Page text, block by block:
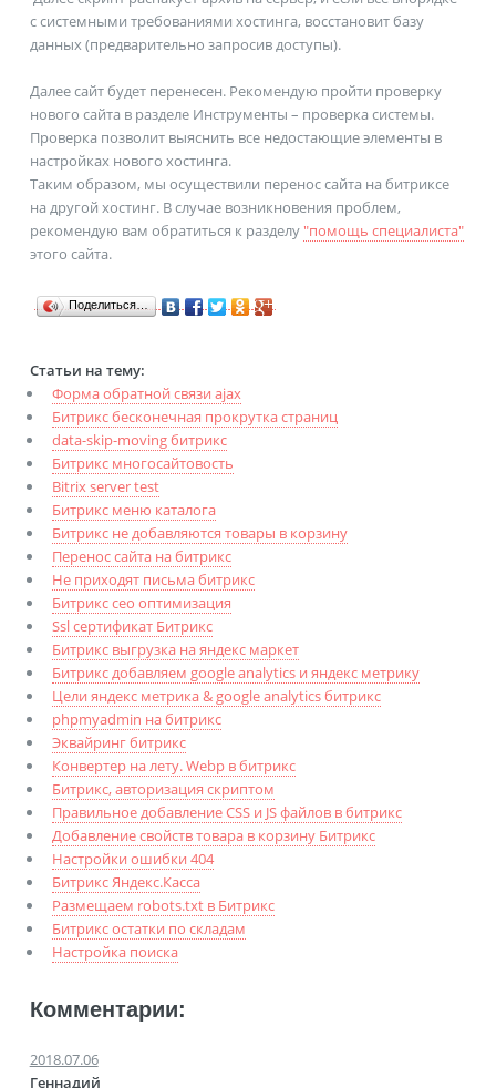
с системными требованиями хостинга, восстановит базу
данных (предварительно запросив доступы).
Далее сайт будет перенесен. Рекомендую пройти проверку
нового сайта в разделе Инструменты – проверка системы.
Проверка позволит выяснить все недостающие элементы в
настройках нового хостинга.
Таким образом, мы осуществили перенос сайта на битриксе
на другой хостинг. В случае возникновения проблем,
рекомендую вам обратиться к разделу "помощь специалиста"
этого сайта.
Поделиться…
Статьи на тему:
Форма обратной связи ajax
Битрикс бесконечная прокрутка страниц
data-skip-moving битрикс
Битрикс многосайтовость
Bitrix server test
Битрикс меню каталога
Битрикс не добавляются товары в корзину
Перенос сайта на битрикс
Не приходят письма битрикс
Битрикс сео оптимизация
Ssl сертификат Битрикс
Битрикс выгрузка на яндекс маркет
Битрикс добавляем google analytics и яндекс метрику
Цели яндекс метрика & google analytics битрикс
phpmyadmin на битрикс
Эквайринг битрикс
Конвертер на лету. Webp в битрикс
Битрикс, авторизация скриптом
Правильное добавление CSS и JS файлов в битрикс
Добавление свойств товара в корзину Битрикс
Настройки ошибки 404
Битрикс Яндекс.Касса
Размещаем robots.txt в Битрикс
Битрикс остатки по складам
Настройка поиска
Комментарии:
2018.07.06
Геннадий